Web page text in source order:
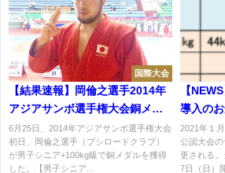
国際大会
【結果速報】岡倫之選手2014年
アジアサンボ選手権大会銅メダ
ル獲得！
6月25日、2014年アジアサンボ選手権大会
初日、岡倫之選手（ブシロードクラブ）
が男子シニア+100kg級で銅メダルを獲得
した。【男子シニア...
【
導入の
2021年１
公認大会
更される
7日（日）